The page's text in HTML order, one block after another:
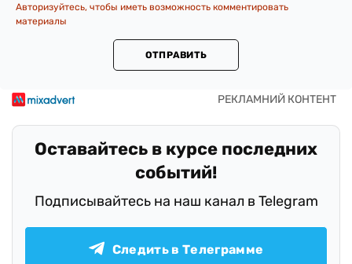
Авторизуйтесь, чтобы иметь возможность комментировать
материалы
ОТПРАВИТЬ
Оставайтесь в курсе последних
событий!
Подписывайтесь на наш канал в Telegram
Следить в Телеграмме